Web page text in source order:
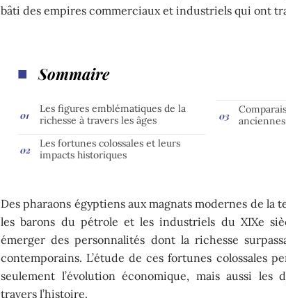
bâti des empires commerciaux et industriels qui ont
Sommaire
Les figures emblématiques de la
richesse à travers les âges
Les fortunes colossales et leurs
impacts historiques
Des pharaons égyptiens aux magnats modernes de la
les barons du pétrole et les industriels du XIXe
émerger des personnalités dont la richesse
contemporains. L’étude de ces fortunes colossales
seulement l’évolution économique, mais aussi les
travers l’histoire.